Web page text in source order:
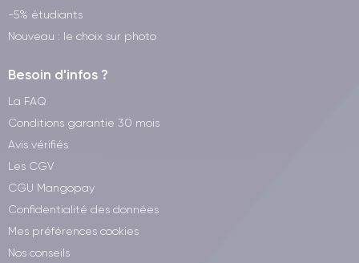
-5% étudiants
Nouveau : le choix sur photo
Besoin d'infos ?
La FAQ
Conditions garantie 30 mois
Avis vérifiés
Les CGV
CGU Mangopay
Confidentialité des données
Mes préférences cookies
Nos conseils